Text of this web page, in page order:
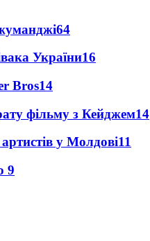
64
України16
Bros14
фільму з Кейджем14
у Молдові11
9